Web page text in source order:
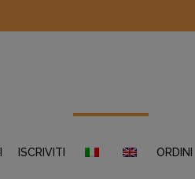
ISCRIVITI ORDINI